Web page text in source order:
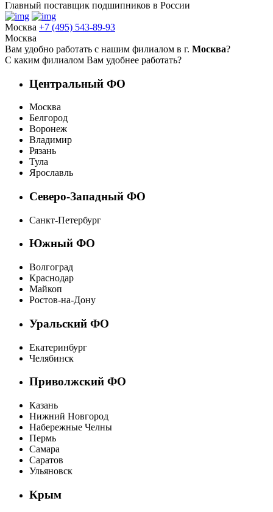
Главный поставщик подшипников в России
Москва +7 (495) 543-89-93
Москва
Вам удобно работать с нашим филиалом в г. Москва?
С каким филиалом Вам удобнее работать?
Центральный ФО
Москва
Белгород
Воронеж
Владимир
Рязань
Тула
Ярославль
Северо-Западный ФО
Санкт-Петербург
Южный ФО
Волгоград
Краснодар
Майкоп
Ростов-на-Дону
Уральский ФО
Екатеринбург
Челябинск
Приволжский ФО
Казань
Нижний Новгород
Набережные Челны
Пермь
Самара
Саратов
Ульяновск
Крым